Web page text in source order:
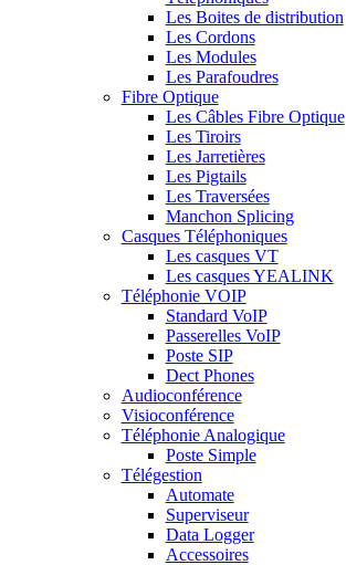
Les Boites de distribution
Les Cordons
Les Modules
Les Parafoudres
Fibre Optique
Les Câbles Fibre Optique
Les Tiroirs
Les Jarretières
Les Pigtails
Les Traversées
Manchon Splicing
Casques Téléphoniques
Les casques VT
Les casques YEALINK
Téléphonie VOIP
Standard VoIP
Passerelles VoIP
Poste SIP
Dect Phones
Audioconférence
Visioconférence
Téléphonie Analogique
Poste Simple
Télégestion
Automate
Superviseur
Data Logger
Accessoires